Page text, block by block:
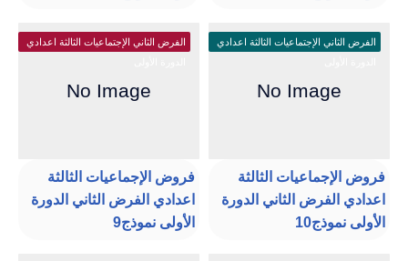
الفرض الثاني الإجتماعيات الثالثة اعدادي
فروض الإجماعيات الثالثة
اعدادي الفرض الثاني الدورة
الأولى نموذج10
الفرض الثاني الإجتماعيات الثالثة اعدادي
فروض الإجماعيات الثالثة
اعدادي الفرض الثاني الدورة
الأولى نموذج9